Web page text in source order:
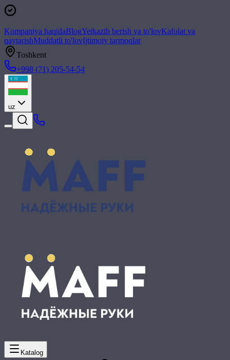
Kompaniya haqidaBlogYetkazib berish va to'lovKafolat va
qaytarishMuddatli to'lovIjtimoiy tarmoqlar
Toshkent
+998 (71) 205-54-54
uz
Katalog